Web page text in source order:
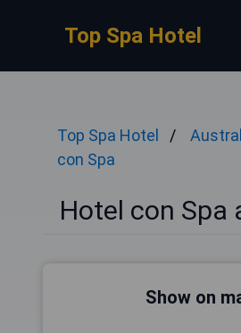
Top Spa Hotel
Top Spa Hotel
con Spa
Hotel con Spa
Show on